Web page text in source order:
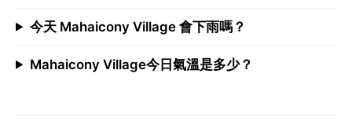
今天 Mahaicony Village 會下雨嗎？
Mahaicony Village今日氣溫是多少？